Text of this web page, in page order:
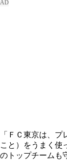
「ＦＣ東京は、
こと）をうまく使
のトップチームも